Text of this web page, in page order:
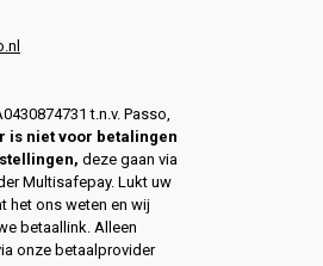
t.n.v. Passo,
is niet voor betalingen
deze gaan via
Multisafepay. Lukt uw
het ons weten en wij
betaallink. Alleen
onze betaalprovider